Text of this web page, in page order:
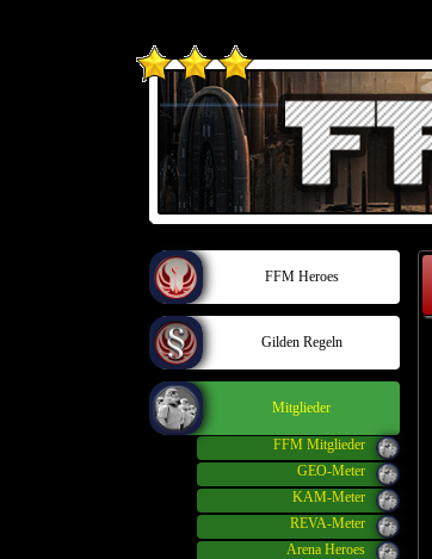
FFM Heroes
Gilden Regeln
Mitglieder
FFM Mitglieder
GEO-Meter
KAM-Meter
REVA-Meter
Arena Heroes